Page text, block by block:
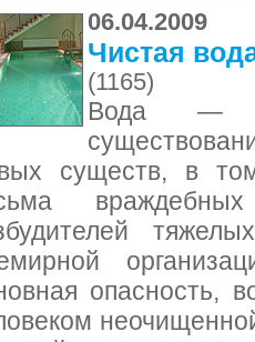
06.04.2009
Чистая
(1165)
Вода —
существ, в
опасность,